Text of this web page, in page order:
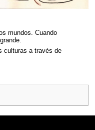
mundos. Cuando
culturas a través de